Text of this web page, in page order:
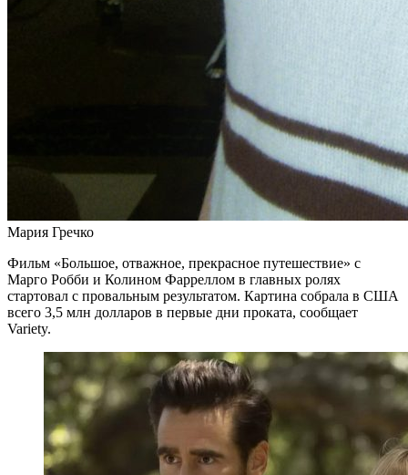
Мария Гречко
Фильм «Большое, отважное, прекрасное путешествие» с
Марго Робби и Колином Фарреллом в главных ролях
стартовал с провальным результатом. Картина собрала в США
всего 3,5 млн долларов в первые дни проката, сообщает
Variety.